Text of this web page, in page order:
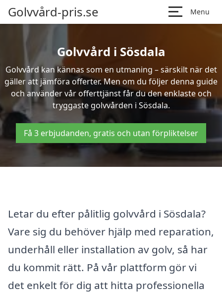
Golvvård-pris.se Menu
Golvvård i Sösdala
Golvvård kan kännas som en utmaning – särskilt när det
gäller att jämföra offerter. Men om du följer denna guide
och använder vår offerttjänst får du den enklaste och
tryggaste golvvården i Sösdala.
Få 3 erbjudanden, gratis och utan förpliktelser
Letar du efter pålitlig golvvård i Sösdala?
Vare sig du behöver hjälp med reparation,
underhåll eller installation av golv, så har
du kommit rätt. På vår plattform gör vi
det enkelt för dig att hitta professionella